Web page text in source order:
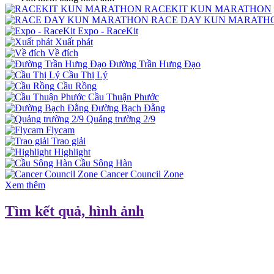
RACEKIT KUN MARATHON
RACE DAY KUN
Expo - RaceKit
Xuất phát
Về đích
Đường Trần Hưng Đạo
Cầu Thị Lý
Cầu Rồng
Cầu Thuận Phước
Đường Bạch Đằng
Quảng trường 2/9
Flycam
Trao giải
Highlight
Cầu Sông Hàn
Cancer Council Zone
Xem thêm
Tìm kết quả, hình ảnh